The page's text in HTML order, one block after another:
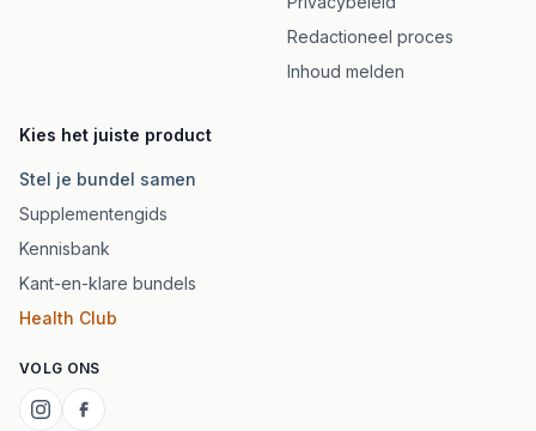
Redactioneel proces
Inhoud melden
Kies het juiste product
Stel je bundel samen
Supplementengids
Kennisbank
Kant-en-klare bundels
Health Club
VOLG ONS